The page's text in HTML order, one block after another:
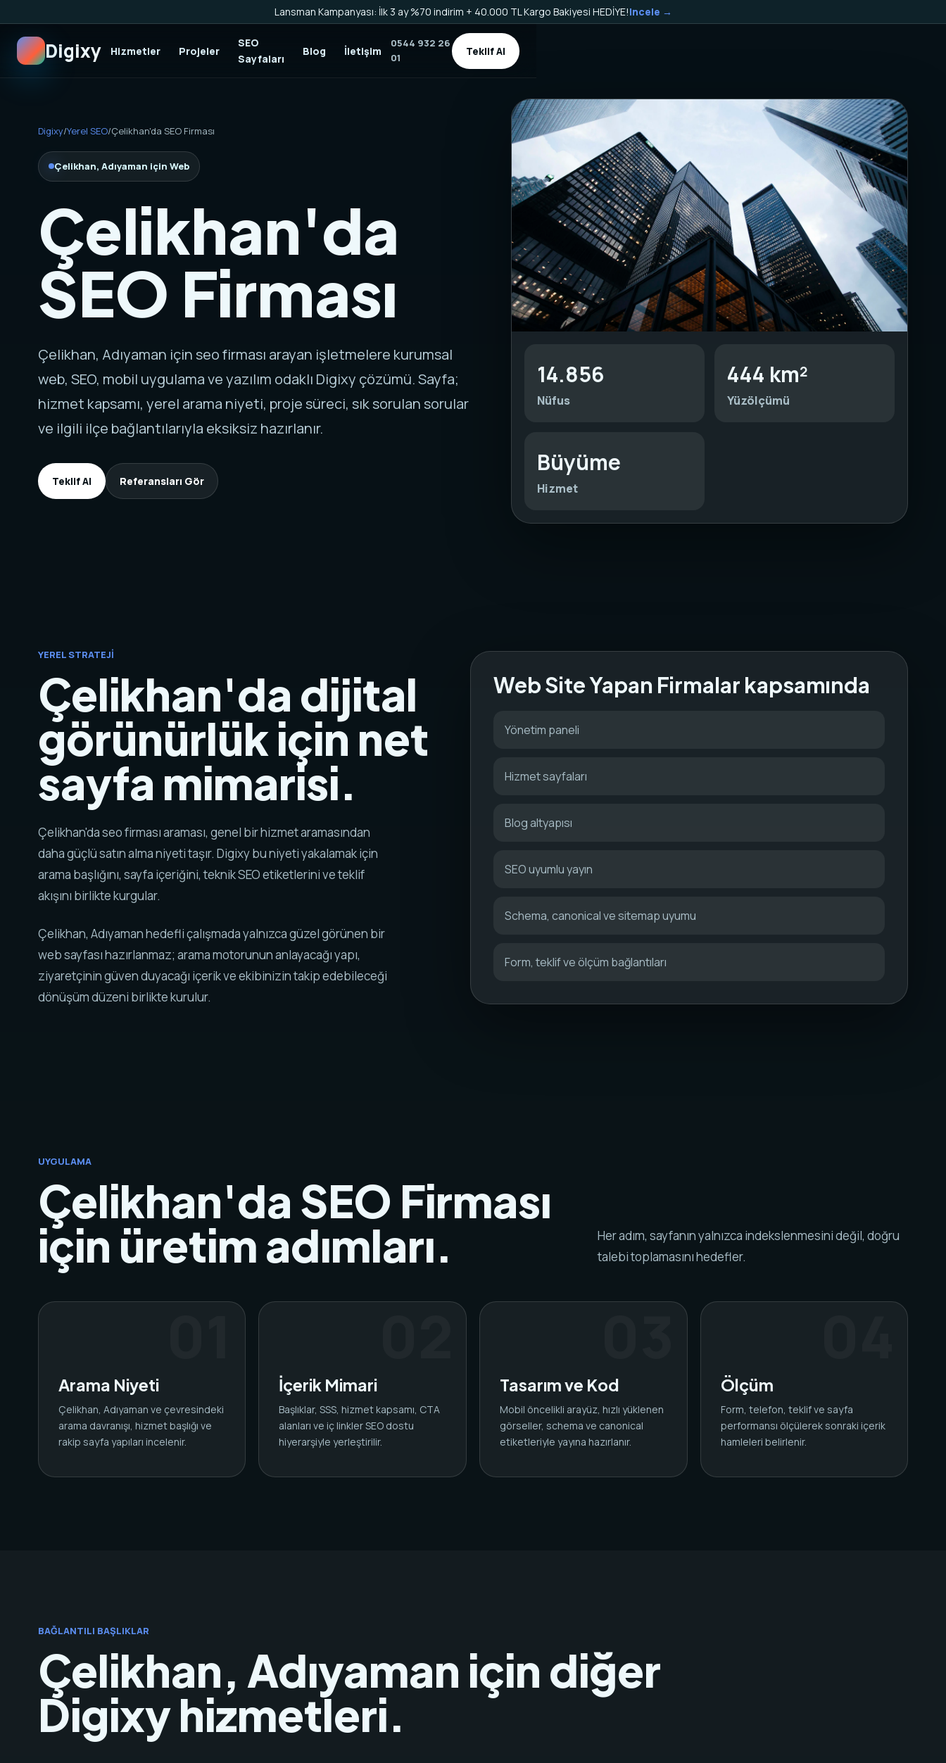
Lansman Kampanyası: İlk 3 ay %70 indirim + 40.000 TL Kargo Bakiyesi HEDİYE!Incele →
Digixy Hizmetler Projeler
SEO
Sayfaları
Blog İletişim
0544 932 26
01
Teklif Al
Digixy/Yerel SEO/Çelikhan'da SEO Firması
Çelikhan, Adıyaman için Web
Çelikhan'da
SEO Firması
Çelikhan, Adıyaman için seo firması arayan işletmelere kurumsal
web, SEO, mobil uygulama ve yazılım odaklı Digixy çözümü. Sayfa;
hizmet kapsamı, yerel arama niyeti, proje süreci, sık sorulan sorular
ve ilgili ilçe bağlantılarıyla eksiksiz hazırlanır.
Teklif Al Referansları Gör
14.856
Nüfus
444 km²
Yüzölçümü
Büyüme
Hizmet
YEREL STRATEJI
Çelikhan'da dijital
görünürlük için net
sayfa mimarisi.
Çelikhan'da seo firması araması, genel bir hizmet aramasından
daha güçlü satın alma niyeti taşır. Digixy bu niyeti yakalamak için
arama başlığını, sayfa içeriğini, teknik SEO etiketlerini ve teklif
akışını birlikte kurgular.
Çelikhan, Adıyaman hedefli çalışmada yalnızca güzel görünen bir
web sayfası hazırlanmaz; arama motorunun anlayacağı yapı,
ziyaretçinin güven duyacağı içerik ve ekibinizin takip edebileceği
dönüşüm düzeni birlikte kurulur.
Web Site Yapan Firmalar kapsamında
Yönetim paneli
Hizmet sayfaları
Blog altyapısı
SEO uyumlu yayın
Schema, canonical ve sitemap uyumu
Form, teklif ve ölçüm bağlantıları
UYGULAMA
Çelikhan'da SEO Firması
için üretim adımları.
Her adım, sayfanın yalnızca indekslenmesini değil, doğru
talebi toplamasını hedefler.
Arama Niyeti
Çelikhan, Adıyaman ve çevresindeki
arama davranışı, hizmet başlığı ve
rakip sayfa yapıları incelenir.
İçerik Mimari
Başlıklar, SSS, hizmet kapsamı, CTA
alanları ve iç linkler SEO dostu
hiyerarşiyle yerleştirilir.
Tasarım ve Kod
Mobil öncelikli arayüz, hızlı yüklenen
görseller, schema ve canonical
etiketleriyle yayına hazırlanır.
Ölçüm
Form, telefon, teklif ve sayfa
performansı ölçülerek sonraki içerik
hamleleri belirlenir.
BAĞLANTILI BAŞLIKLAR
Çelikhan, Adıyaman için diğer
Digixy hizmetleri.